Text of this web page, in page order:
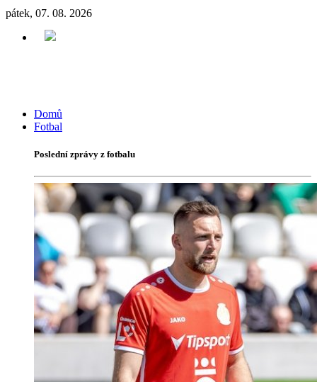
pátek, 07. 08. 2026
Domů
Fotbal
Poslední zprávy z fotbalu